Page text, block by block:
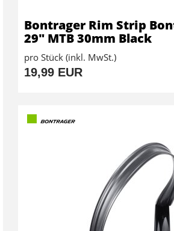
Bontrager Rim Strip
29" MTB 30mm Black
pro Stück (inkl. MwSt.)
19,99 EUR